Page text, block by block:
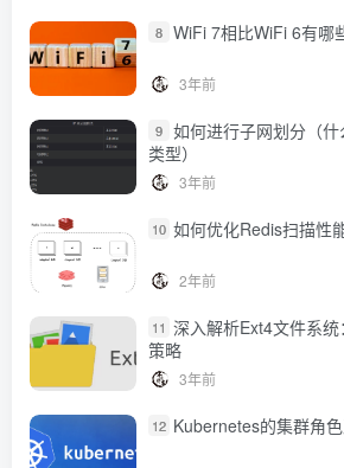
8 WiFi 7相比WiFi 6有哪
3年前
9 如何进行子网划分（
类型）
3年前
10 如何优化Redis扫描性
2年前
11 深入解析Ext4文件系
策略
3年前
12 Kubernetes的集群角